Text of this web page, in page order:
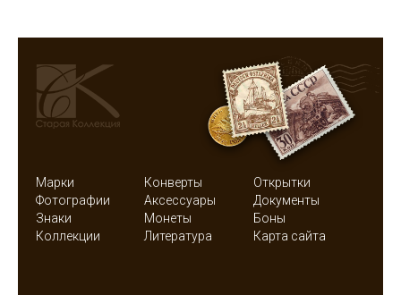
Марки Конверты
Открытки
Фотографии
Аксессуары
Документы
Знаки
Монеты
Боны
Коллекции
Литература Карта сайта